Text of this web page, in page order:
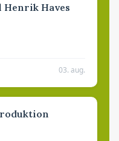
Haves
03. aug.